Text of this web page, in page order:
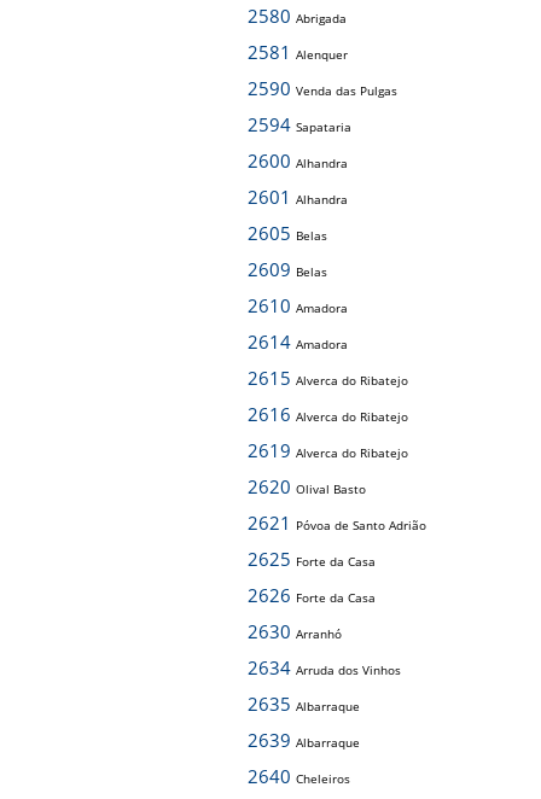
2580 Abrigada
2581 Alenquer
2590 Venda das Pulgas
2594 Sapataria
2600 Alhandra
2601 Alhandra
2605 Belas
2609 Belas
2610 Amadora
2614 Amadora
2615 Alverca do Ribatejo
2616 Alverca do Ribatejo
2619 Alverca do Ribatejo
2620 Olival Basto
2621 Póvoa de Santo Adrião
2625 Forte da Casa
2626 Forte da Casa
2630 Arranhó
2634 Arruda dos Vinhos
2635 Albarraque
2639 Albarraque
2640 Cheleiros